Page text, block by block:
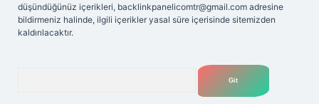
düşündüğünüz içerikleri, backlinkpanelicomtr@gmail.com adresine
bildirmeniz halinde, ilgili içerikler yasal süre içerisinde sitemizden
kaldırılacaktır.